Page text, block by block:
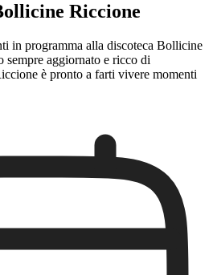
Riccione
in programma alla discoteca Bollicine
aggiornato e ricco di
è pronto a farti vivere momenti